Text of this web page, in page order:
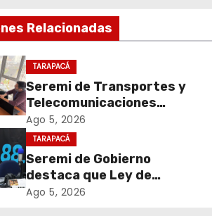
Relacionadas
TARAPACÁ
Seremi de Transportes y
Telecomunicaciones
encabezó primera mesa de
coordinación para el retiro
de cables en desuso en
Iquique
Ago 5, 2026
TARAPACÁ
Seremi de Gobierno
destaca que Ley de
Reconstrucción Nacional
Ago 5, 2026